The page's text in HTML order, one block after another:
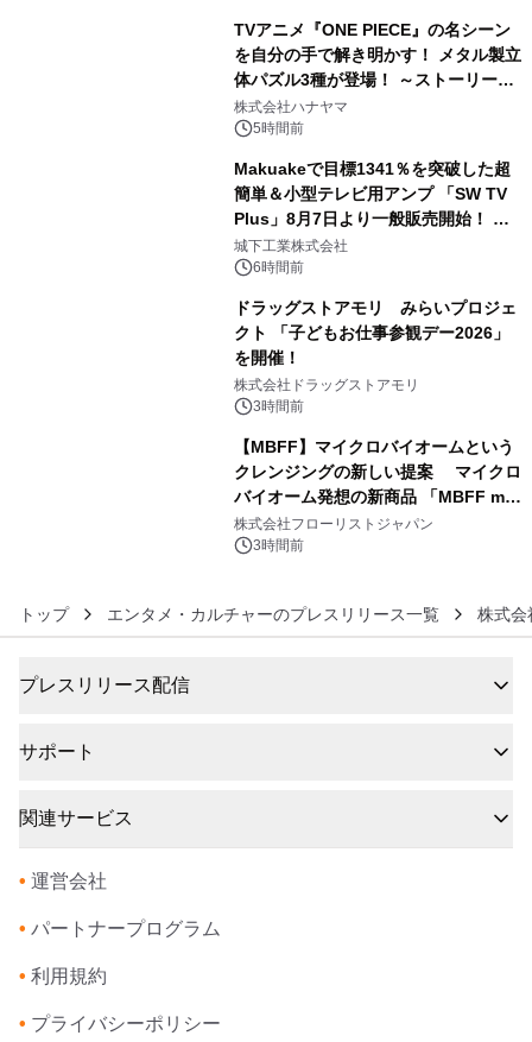
TVアニメ『ONE PIECE』の名シーン
を自分の手で解き明かす！ メタル製立
体パズル3種が登場！ ～ストーリーと
ギミックが融合した 大人の体験型パズ
ルが8月7日(金)12時より先行予約受付
株式会社ハナヤマ
5時間前
Makuakeで目標1341％を突破した超
簡単＆小型テレビ用アンプ 「SW TV
Plus」8月7日より一般販売開始！ ケ
ーブル1本つなぐだけ、テレビの音が
ぐっと豊かに
城下工業株式会社
6時間前
ドラッグストアモリ みらいプロジェ
クト 「子どもお仕事参観デー2026」
を開催！
株式会社ドラッグストアモリ
3時間前
【MBFF】マイクロバイオームという
クレンジングの新しい提案 マイクロ
バイオーム発想の新商品 「MBFF mb
クレンジングPRO」を2026年8月6日
発売
株式会社フローリストジャパン
3時間前
トップ エンタメ・カルチャーのプレスリリース一覧 株式
プレスリリース配信
サポート
関連サービス
• 運営会社
• パートナープログラム
• 利用規約
• プライバシーポリシー